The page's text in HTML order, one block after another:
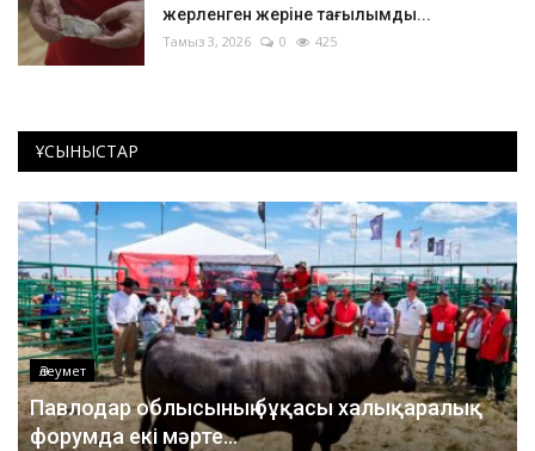
жерленген жеріне тағылымды...
Тамыз 3, 2026 0 425
ҰСЫНЫСТАР
Әлеумет
Павлодар облысының бұқасы халықаралық
форумда екі мәрте...